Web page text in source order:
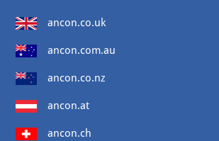
ancon.co.uk
ancon.com.au
ancon.co.nz
ancon.at
ancon.ch